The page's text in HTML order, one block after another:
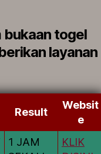
bukaan togel
layanan
Result
Websit
e
1 JAM
KLIK